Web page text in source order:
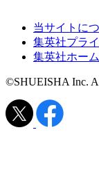
当サイトに
集英社プラ
集英社ホー
©SHUEISHA Inc.